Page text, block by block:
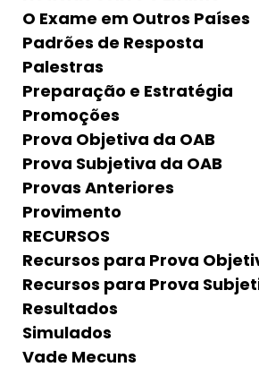
O Exame em Outros Países
Padrões de Resposta
Palestras
Preparação e Estratégia
Promoções
Prova Objetiva da OAB
Prova Subjetiva da OAB
Provas Anteriores
Provimento
RECURSOS
Recursos para Prova
Recursos para Prova
Resultados
Simulados
Vade Mecuns